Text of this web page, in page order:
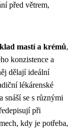
před větrem,
mastí a krémů,
konzistence a
dělají ideální
lékárenské
snáší se s různými
při
kdy je potřeba,